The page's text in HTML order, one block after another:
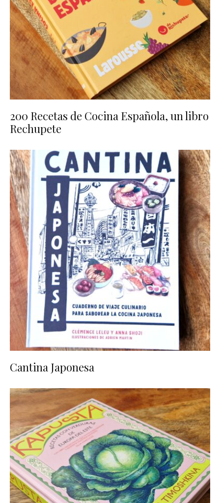
200 Recetas de Cocina Española, un libro
Rechupete
Cantina Japonesa